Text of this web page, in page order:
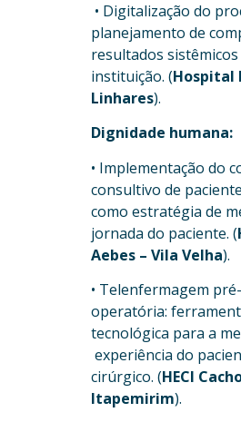
• Digitalização do
planejamento de
resultados
instituição. (Hospital
Linhares).
Dignidade humana:
• Implementação do
consultivo de
como estratégia de
jornada do paciente. (
Aebes – Vila Velha).
• Telenfermagem pré-
operatória:
tecnológica para a
experiência do
cirúrgico. (HECI
Itapemirim).